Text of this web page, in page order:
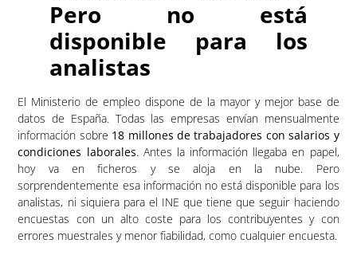
Pero no está
disponible para los
analistas
El Ministerio de empleo dispone de la mayor y mejor base de
datos de España. Todas las empresas envían mensualmente
información sobre 18 millones de trabajadores con salarios y
condiciones laborales. Antes la información llegaba en papel,
hoy va en ficheros y se aloja en la nube. Pero
sorprendentemente esa información no está disponible para los
analistas, ni siquiera para el INE que tiene que seguir haciendo
encuestas con un alto coste para los contribuyentes y con
errores muestrales y menor fiabilidad, como cualquier encuesta.